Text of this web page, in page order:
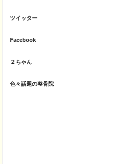
ツイッター
Facebook
２ちゃん
色々話題の整骨院